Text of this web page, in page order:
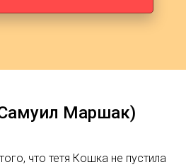
Маршак)
что тетя Кошка не пустила